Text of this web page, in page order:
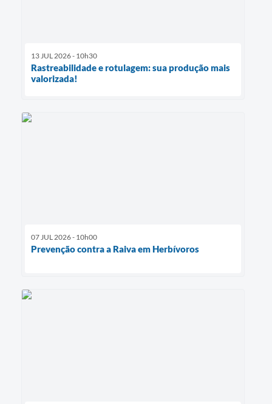
13 JUL 2026 - 10h30
Rastreabilidade e rotulagem: sua produção mais
valorizada!
07 JUL 2026 - 10h00
Prevenção contra a Raiva em Herbívoros